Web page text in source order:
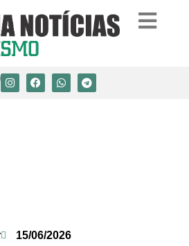
15/06/2026